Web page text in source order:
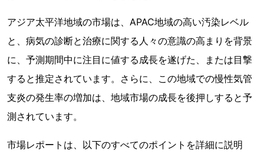
アジア太平洋地域の市場は、APAC地域の高い汚染レベル
と、病気の診断と治療に関する人々の意識の高まりを背景
に、予測期間中に注目に値する成長を遂げた、または目撃
すると推定されています。さらに、この地域での慢性気管
支炎の発生率の増加は、地域市場の成長を後押しすると予
測されています。
市場レポートは、以下のすべてのポイントを詳細に説明